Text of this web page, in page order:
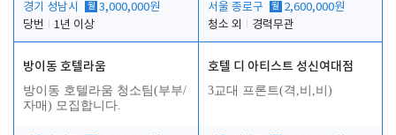
경기 성남시 월 3,000,000원
당번
1년 이상
서울 종로구 월 2,600,000원
청소 외
경력무관
방이동 호텔라움
방이동 호텔라움 청소팀(부부/
자매) 모집합니다.
호텔 디 아티스트 성신여대점
3교대 프론트(격,비,비)